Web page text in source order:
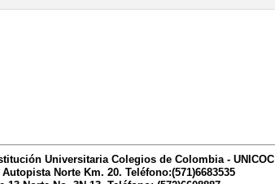
Universitaria Colegios de Colombia - UNICOC
Norte Km. 20. Teléfono:(571)6683535